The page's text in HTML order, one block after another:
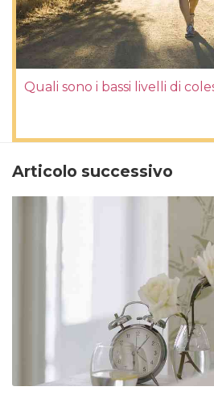
Quali sono i bassi livelli di
Articolo successivo